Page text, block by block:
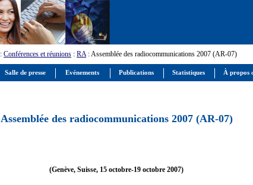
: Conférences et réunions : RA: Assemblée des radiocommunications 2007 (AR-07)
Assemblée des radiocommunications 2007 (AR-07)
(Genève, Suisse, 15 octobre-19 octobre 2007)
Salle de presse Evénements Publications Statistiques À propos